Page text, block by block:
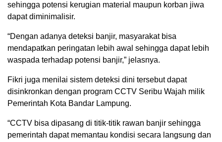
sehingga potensi kerugian material maupun korban jiwa
dapat diminimalisir.
“Dengan adanya deteksi banjir, masyarakat bisa
mendapatkan peringatan lebih awal sehingga dapat lebih
waspada terhadap potensi banjir,” jelasnya.
Fikri juga menilai sistem deteksi dini tersebut dapat
disinkronkan dengan program CCTV Seribu Wajah milik
Pemerintah Kota Bandar Lampung.
“CCTV bisa dipasang di titik-titik rawan banjir sehingga
pemerintah dapat memantau kondisi secara langsung dan